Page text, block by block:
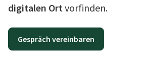
digitalen Ortvorfinden.
Gespräch vereinbaren